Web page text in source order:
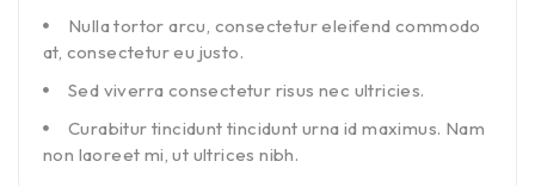
Nulla tortor arcu, consectetur eleifend commodo
at, consectetur eu justo.
Sed viverra consectetur risus nec ultricies.
Curabitur tincidunt tincidunt urna id maximus. Nam
non laoreet mi, ut ultrices nibh.